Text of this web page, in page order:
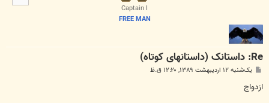
Captain I
FREE MAN
Re: داستانک (داستانهای کوتاه)
پ
ت
یک‌شنبه ۱۲ اردیبهشت ۱۳۸۹, ۱۲:۲۰ ق.ظ
ازدواج